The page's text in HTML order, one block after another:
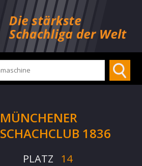
MÜNCHENER
SCHACHCLUB 1836
PLATZ
14